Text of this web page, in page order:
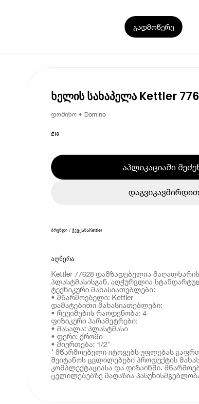
გადმოწერე
ხელის სახაპელა Kettler
დომინო • Domino
₾18
აპლიკაციაში
დაგვიკავშირდით
ბრენდი / ქვეყანაKettler
აღწერა
Kettler 77628 დამზადებულია
პლასტმასისგან, აღჭურვლია
ტექნიკური მახასიათებლები:
• მწარმოებელი: Kettler
დამატებითი მახასიათებლები:
• რეჟიმების რაოდენობა: 4
ფიზიკური პარამეტრები:
• მასალა: პლასტმასი
• ფერი: ქრომი
• მიერთება: 1/2"
* მწარმოებელი იტოვებს უფლებას
შეიტანოს ცვლილებები პროდუქტის
კომპლექტაციასა და დიზაინში.
ცვლილებებზე მაღაზია